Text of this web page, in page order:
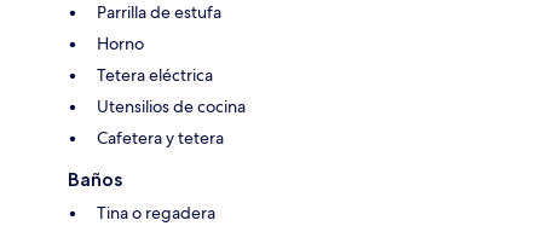
Parrilla de estufa
Horno
Tetera eléctrica
Utensilios de cocina
Cafetera y tetera
Baños
Tina o regadera